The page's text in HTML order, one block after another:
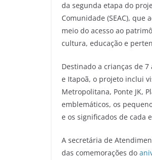
da segunda etapa do
Comunidade (SEAC),
meio do acesso ao
cultura, educação e
Destinado a crianças de
e Itapoã, o projeto inclui
Metropolitana, Ponte JK,
emblemáticos, os
e os significados de cada
A secretária de
das comemorações do